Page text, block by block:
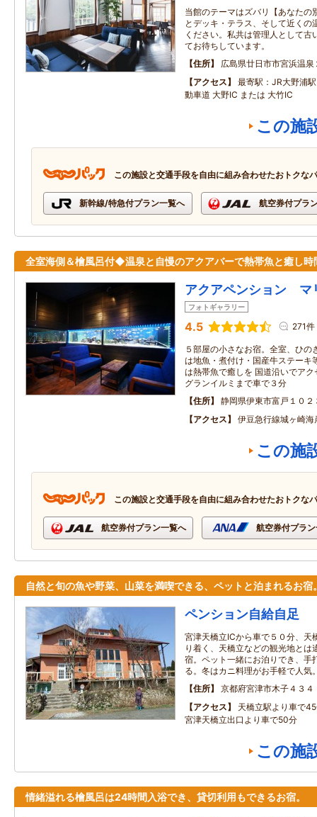
当館のテーマはズバリ【あなた
とデッキ・テラス、そして近くの
ください。私共は管理人として古
てお待ちしています。
住所
広島県廿日市市宮浜温
アクセス
最寄駅：JR大野浦
動車道 大野IC または 大竹IC
この施
この施設と交通手段を自由に組み合わせたおトクな
新幹線/特急付プラン一覧へ 航空券付プラ
全室海側＆檜風呂付◆温泉と自慢のアクアバーで熱帯魚と癒し時
アクアペンション マ
フォトギャラリー
4.5 271件
５部屋の小さなお宿。全室、ひの
は地魚・煮付け・国産牛ステーキ
は熱帯魚で癒しを 国道沿いでア
グランイルミまで車で３分
住所
静岡県伊東市富戸１０２
アクセス
伊豆急行線城ヶ崎
この施
この施設と交通手段を自由に組み合わせたおトクな
航空券付プラン一覧へ 航空券付プラ
自然と旬の魚や野菜、山菜を満喫できる、ペットと泊まれるお宿
ペンション自給自足
宮津天橋立ICから車で５０分、天
り着く、天橋立などの観光地とは
宿。ペット一緒にお泊りでき、手
る。冬はカニ料理がお手軽で人気
住所
京都府宮津市木子４３４
アクセス
天橋立駅より車で
宮津天橋立出口より車で50分
この施
情緒溢れる檜風呂は24時間入浴でき、貸切利用もできるお宿。